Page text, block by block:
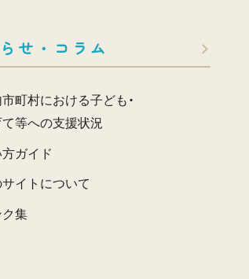
せ・コラム
町村における子ども・
等への支援状況
ガイド
サイトについて
ク集